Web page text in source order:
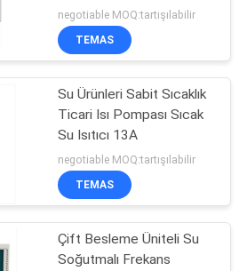
8
25
negotiable MOQ:tartışılabilir
TEMAS
Su Ürünleri Sabit Sıcaklık
Ticari Isı Pompası Sıcak
Su Isıtıcı 13A
negotiable MOQ:tartışılabilir
TEMAS
Çift Besleme Üniteli Su
Soğutmalı Frekans